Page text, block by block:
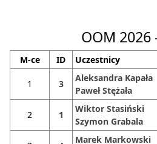
OOM 2026
M-ce ID Uczestnicy
1 3
Aleksandra Kapała
Paweł Stężała
2 1
Wiktor Stasiński
Szymon Grabala
Marek Markowski